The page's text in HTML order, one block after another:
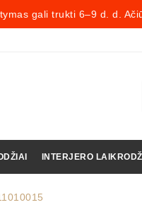
gali trukti 6–9 d. d.
INTERJERO